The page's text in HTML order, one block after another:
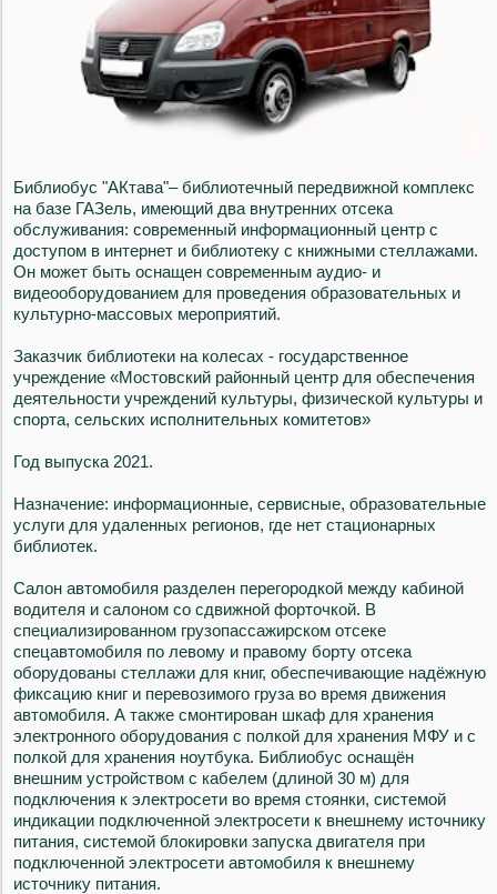
Библиобус "АКтава"– библиотечный передвижной комплекс
на базе ГАЗель, имеющий два внутренних отсека
обслуживания: современный информационный центр с
доступом в интернет и библиотеку с книжными стеллажами.
Он может быть оснащен современным аудио- и
видеооборудованием для проведения образовательных и
культурно-массовых мероприятий.
Заказчик библиотеки на колесах - государственное
учреждение «Мостовский районный центр для обеспечения
деятельности учреждений культуры, физической культуры и
спорта, сельских исполнительных комитетов»
Год выпуска 2021.
Назначение: информационные, сервисные, образовательные
услуги для удаленных регионов, где нет стационарных
библиотек.
Салон автомобиля разделен перегородкой между кабиной
водителя и салоном со сдвижной форточкой. В
специализированном грузопассажирском отсеке
спецавтомобиля по левому и правому борту отсека
оборудованы стеллажи для книг, обеспечивающие надёжную
фиксацию книг и перевозимого груза во время движения
автомобиля. А также смонтирован шкаф для хранения
электронного оборудования с полкой для хранения МФУ и с
полкой для хранения ноутбука. Библиобус оснащён
внешним устройством с кабелем (длиной 30 м) для
подключения к электросети во время стоянки, системой
индикации подключенной электросети к внешнему источнику
питания, системой блокировки запуска двигателя при
подключенной электросети автомобиля к внешнему
источнику питания.